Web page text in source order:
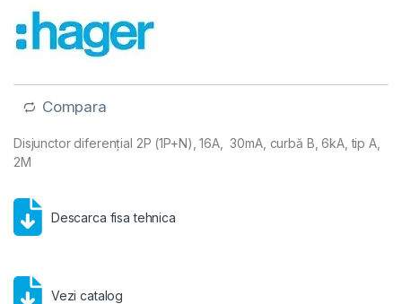
Compara
Disjunctor diferențial 2P (1P+N), 16A, 30mA, curbă B, 6kA, tip A,
2M
Descarca fisa tehnica
Vezi catalog